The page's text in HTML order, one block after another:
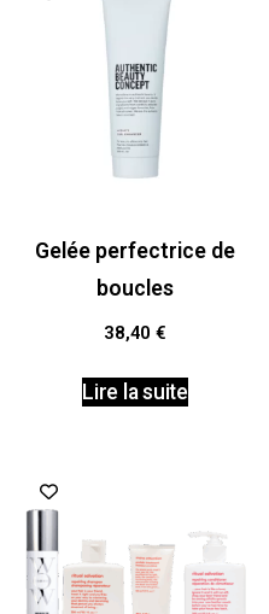
Gelée perfectrice de
boucles
38,40 €
Lire la suite